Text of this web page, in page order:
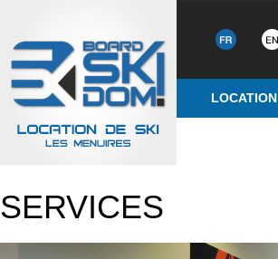
LOCATION
SERVICES